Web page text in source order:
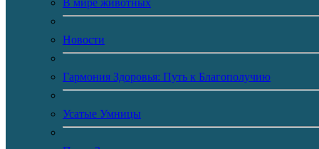
В мире животных
Новости
Гармония Здоровья: Путь к Благополучию
Усатые Умницы